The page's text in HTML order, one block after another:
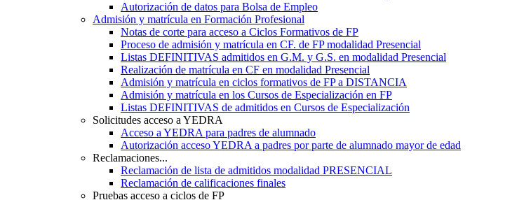
Autorización de datos para Bolsa de Empleo
Admisión y matrícula en Formación Profesional
Notas de corte para acceso a Ciclos Formativos de FP
Proceso de admisión y matrícula en CF. de FP modalidad Presencial
Listas DEFINITIVAS admitidos en G.M. y G.S. en modalidad Presencial
Realización de matrícula en CF en modalidad Presencial
Admisión y matrícula en ciclos formativos de FP a DISTANCIA
Admisión y matrícula en los Cursos de Especialización en FP
Listas DEFINITIVAS de admitidos en Cursos de Especialización
Solicitudes acceso a YEDRA
Acceso a YEDRA para padres de alumnado
Autorización acceso YEDRA a padres por parte de alumnado mayor de edad
Reclamaciones...
Reclamación de lista de admitidos modalidad PRESENCIAL
Reclamación de calificaciones finales
Pruebas acceso a ciclos de FP